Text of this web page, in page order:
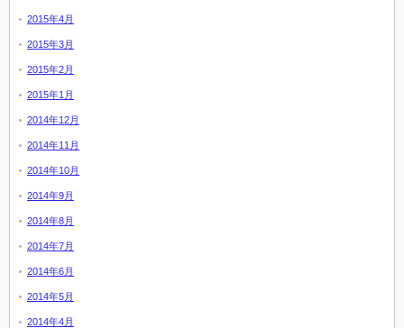
2015年4月
2015年3月
2015年2月
2015年1月
2014年12月
2014年11月
2014年10月
2014年9月
2014年8月
2014年7月
2014年6月
2014年5月
2014年4月